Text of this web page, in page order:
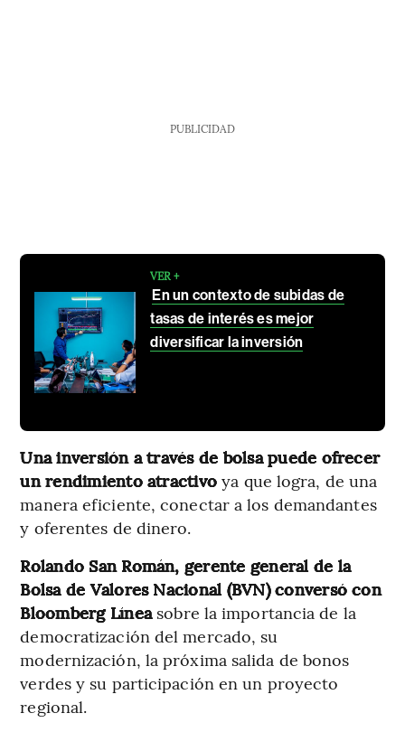
PUBLICIDAD
VER +
En un contexto de subidas de
tasas de interés es mejor
diversificar la inversión
Una inversión a través de bolsa puede ofrecer
un rendimiento atractivo ya que logra, de una
manera eficiente, conectar a los demandantes
y oferentes de dinero.
Rolando San Román, gerente general de la
Bolsa de Valores Nacional (BVN) conversó con
Bloomberg Línea sobre la importancia de la
democratización del mercado, su
modernización, la próxima salida de bonos
verdes y su participación en un proyecto
regional.